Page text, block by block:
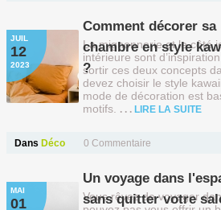
JUIL
12
2023
Comment décorer sa
chambre en style
?
La mignonnerie et le côté
intérieure sont
sortir ces deux concepts
devez choisir le style
mode de décoration est
motifs.
LIRE LA SUITE
Dans Déco 0 Commentaire
MAI
01
Un voyage dans
sans quitter votre
Vous rêvez de voyager